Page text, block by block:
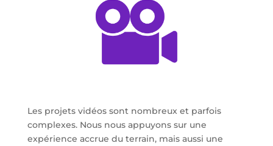
Les projets vidéos sont nombreux et parfois
complexes. Nous nous appuyons sur une
expérience accrue du terrain, mais aussi une